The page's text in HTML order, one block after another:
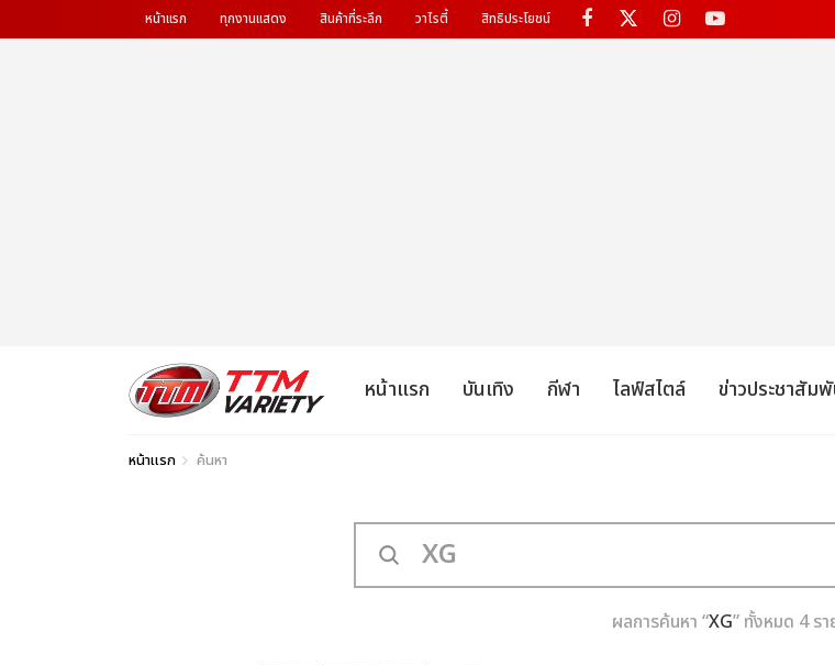
หน้าแรก ทุกงานแสดง สินค้าที่ระลึก วาไรตี้ สิทธิประโยชน์
หน้าแรก บันเทิง กีฬา ไลฟ์สไตล์ ข่าวประชาสัม
หน้าแรก ค้นหา
ผลการค้นหา “XG” ทั้งหมด 4 รา